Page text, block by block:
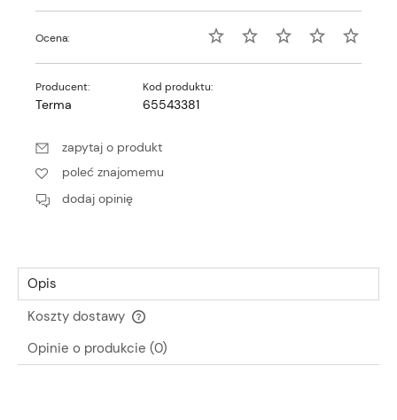
Ocena:
Producent:
Terma
Kod produktu:
65543381
zapytaj o produkt
poleć znajomemu
dodaj opinię
Opis
Koszty dostawy
Cena nie zawiera ewentualnych kosztów płatności
Opinie o produkcie (0)